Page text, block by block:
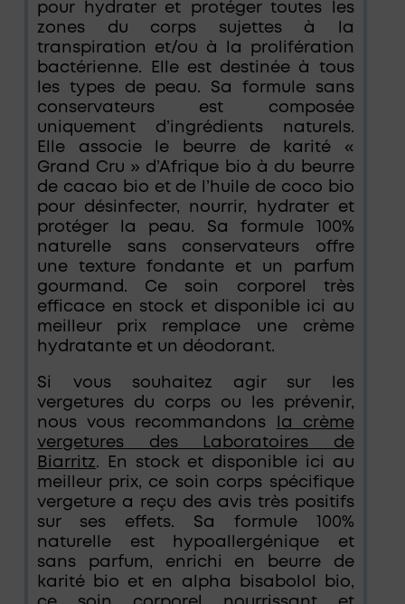
pour hydrater et protéger toutes les
zones du corps sujettes à la
transpiration et/ou à la prolifération
bactérienne. Elle est destinée à tous
les types de peau. Sa formule sans
conservateurs est composée
uniquement d’ingrédients naturels.
Elle associe le beurre de karité «
Grand Cru » d’Afrique bio à du beurre
de cacao bio et de l’huile de coco bio
pour désinfecter, nourrir, hydrater et
protéger la peau. Sa formule 100%
naturelle sans conservateurs offre
une texture fondante et un parfum
gourmand. Ce soin corporel très
efficace en stock et disponible ici au
meilleur prix remplace une crème
hydratante et un déodorant.
Si vous souhaitez agir sur les
vergetures du corps ou les prévenir,
nous vous recommandons
la crème
vergetures des Laboratoires de
Biarritz. En stock et disponible ici au
meilleur prix, ce soin corps spécifique
vergeture a reçu des avis très positifs
sur ses effets. Sa formule 100%
naturelle est hypoallergénique et
sans parfum, enrichi en beurre de
karité bio et en alpha bisabolol bio,